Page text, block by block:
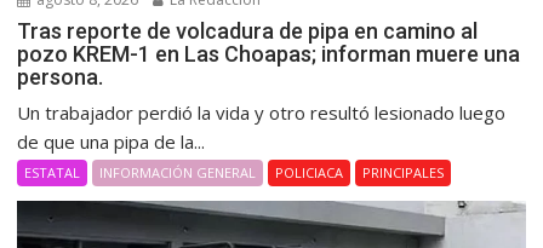
Tras reporte de volcadura de pipa en camino al
pozo KREM-1 en Las Choapas; informan muere una
persona.
Un trabajador perdió la vida y otro resultó lesionado luego
de que una pipa de la...
ESTATAL INFORMACIÓN GENERAL POLICIACA PRINCIPALES